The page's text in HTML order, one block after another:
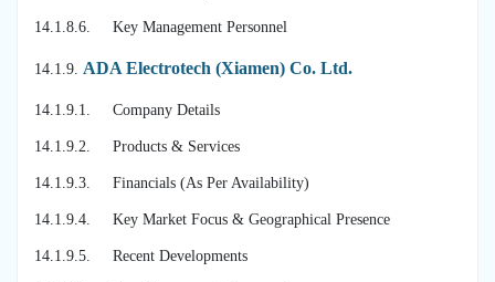
14.1.8.6. Key Management Personnel
14.1.9. ADA Electrotech (Xiamen) Co. Ltd.
14.1.9.1. Company Details
14.1.9.2. Products & Services
14.1.9.3. Financials (As Per Availability)
14.1.9.4. Key Market Focus & Geographical Presence
14.1.9.5. Recent Developments